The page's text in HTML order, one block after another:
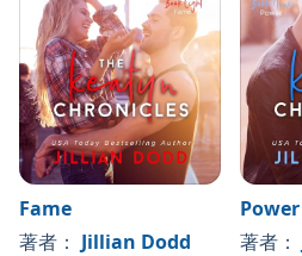
Fame
著者： Jillian Dodd
Power
著者：